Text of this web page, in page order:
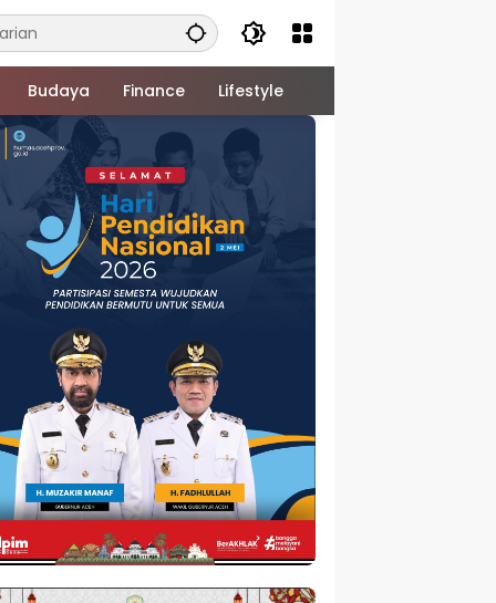
Budaya Finance Lifestyle